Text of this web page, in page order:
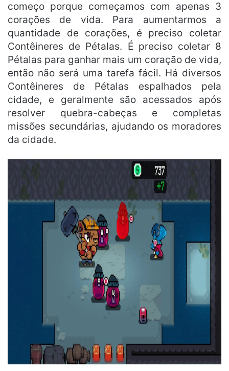
começo porque começamos com apenas 3
corações de vida. Para aumentarmos a
quantidade de corações, é preciso coletar
Contêineres de Pétalas. É preciso coletar 8
Pétalas para ganhar mais um coração de vida,
então não será uma tarefa fácil. Há diversos
Contêineres de Pétalas espalhados pela
cidade, e geralmente são acessados após
resolver quebra-cabeças e completas
missões secundárias, ajudando os moradores
da cidade.